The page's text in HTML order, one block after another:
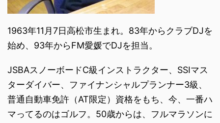
1963年11月7日高松市生まれ。83年からクラブDJを
始め、93年からFM愛媛でDJを担当。
JSBAスノーボードC級インストラクター、SSIマス
ターダイバー、ファイナンシャルプランナー3級、
普通自動車免許（AT限定）資格をもち、今、一番ハ
マってるのはゴルフ。50歳からは、フルマラソンに